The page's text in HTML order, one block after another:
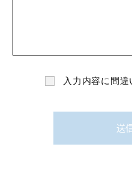
入力内容に間